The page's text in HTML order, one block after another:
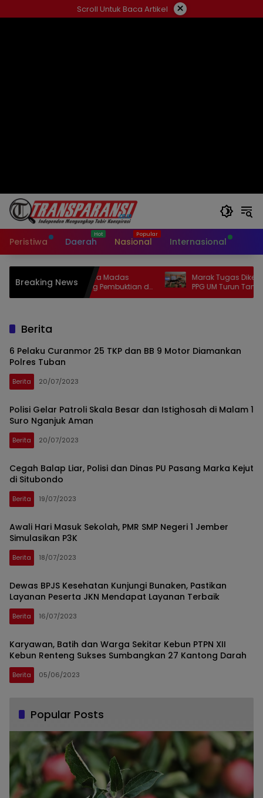
ke
Scroll Untuk Baca Artikel ×
Peristiwa Daerah Nasional Internasional
Breaking News
Sebar Fitnah, Ketua Madas
Jember Tantang Pembuktian di
Penyidik
Marak Tugas Dikerjakan
PPG UM Turun Tangan
di Lumajang
Berita
6 Pelaku Curanmor 25 TKP dan BB 9 Motor Diamankan
Polres Tuban
Berita 20/07/2023
Polisi Gelar Patroli Skala Besar dan Istighosah di Malam 1
Suro Nganjuk Aman
Berita 20/07/2023
Cegah Balap Liar, Polisi dan Dinas PU Pasang Marka Kejut
di Situbondo
Berita 19/07/2023
Awali Hari Masuk Sekolah, PMR SMP Negeri 1 Jember
Simulasikan P3K
Berita 18/07/2023
Dewas BPJS Kesehatan Kunjungi Bunaken, Pastikan
Layanan Peserta JKN Mendapat Layanan Terbaik
Berita 16/07/2023
Karyawan, Batih dan Warga Sekitar Kebun PTPN XII
Kebun Renteng Sukses Sumbangkan 27 Kantong Darah
Berita 05/06/2023
Popular Posts